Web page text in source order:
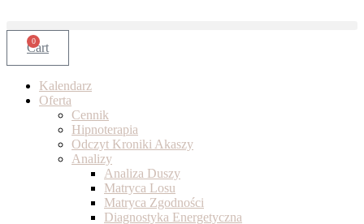
to
content
0
Cart
Kalendarz
Oferta
Cennik
Hipnoterapia
Odczyt Kroniki Akaszy
Analizy
Analiza Duszy
Matryca Losu
Matryca Zgodności
Diagnostyka Energetyczna